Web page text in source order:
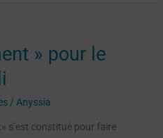
» pour le
/ Anyssia
s’est constitué pour faire